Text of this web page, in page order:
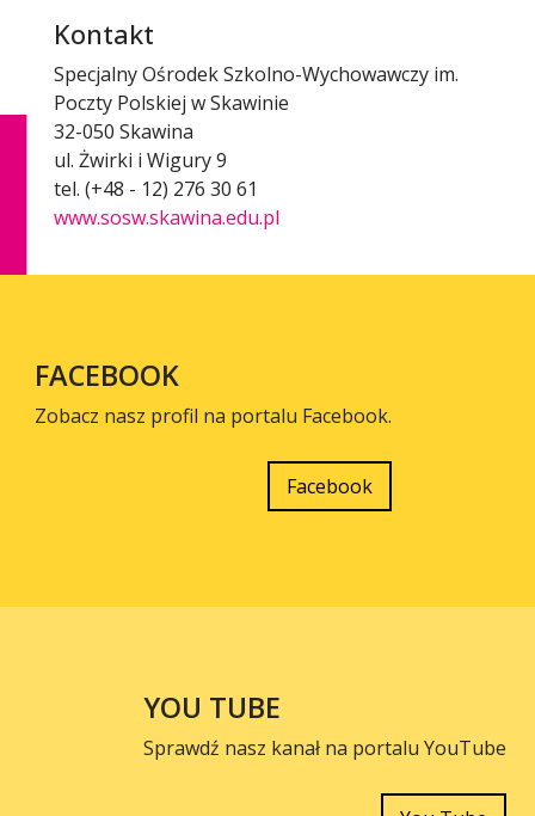
Kontakt
Specjalny Ośrodek Szkolno-Wychowawczy im.
Poczty Polskiej w Skawinie
32-050 Skawina
ul. Żwirki i Wigury 9
tel. (+48 - 12) 276 30 61
www.sosw.skawina.edu.pl
FACEBOOK
Zobacz nasz profil na portalu Facebook.
Facebook
YOU TUBE
Sprawdź nasz kanał na portalu YouTube